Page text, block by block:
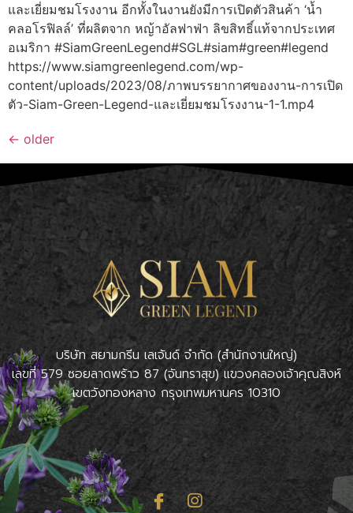
และเยี่ยมชมโรงงาน อีกทั้งในงานยังมีการเปิดตัวสินค้า ‘น้ำ
คลอโรฟิลล์’ ที่ผลิตจาก หญ้าอัลฟาฟ่า ลิขสิทธิ์แท้จากประเทศ
อเมริกา #SiamGreenLegend#SGL#siam#green#legend
https://www.siamgreenlegend.com/wp-
content/uploads/2023/08/ภาพบรรยากาศของงาน-การเปิด
ตัว-Siam-Green-Legend-และเยี่ยมชมโรงงาน-1-1.mp4
← older
บริษัท สยามกรีน เลเจ้นด์ จำกัด (สำนักงานใหญ่)
เลขที่ 579 ซอยลาดพร้าว 87 (จันทราสุข) แขวงคลองเจ้าคุณสิงห์
เขตวังทองหลาง กรุงเทพมหานคร 10310